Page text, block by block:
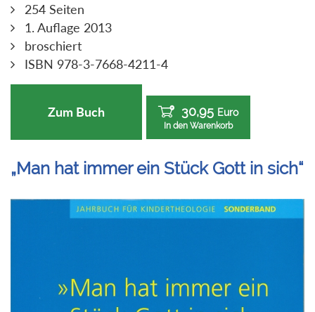
254 Seiten
1. Auflage 2013
broschiert
ISBN 978-3-7668-4211-4
Zum Buch 30,95 Euro
In den Warenkorb
„Man hat immer ein Stück Gott in sich“